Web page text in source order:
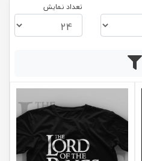
تعداد نمایش